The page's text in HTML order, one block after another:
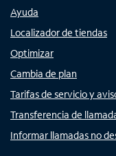
Ayuda
Localizador de tiendas
Optimizar
Cambia de plan
Tarifas de servicio y
Transferencia de
Informar llamadas no